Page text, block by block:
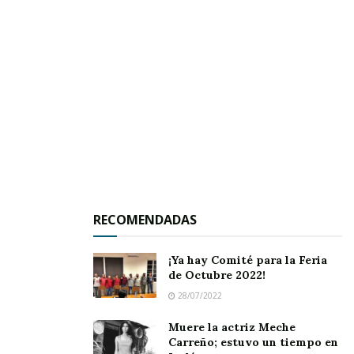
RECOMENDADAS
¡Ya hay Comité para la Feria
de Octubre 2022!
28/07/2022
Muere la actriz Meche
Carreño; estuvo un tiempo en